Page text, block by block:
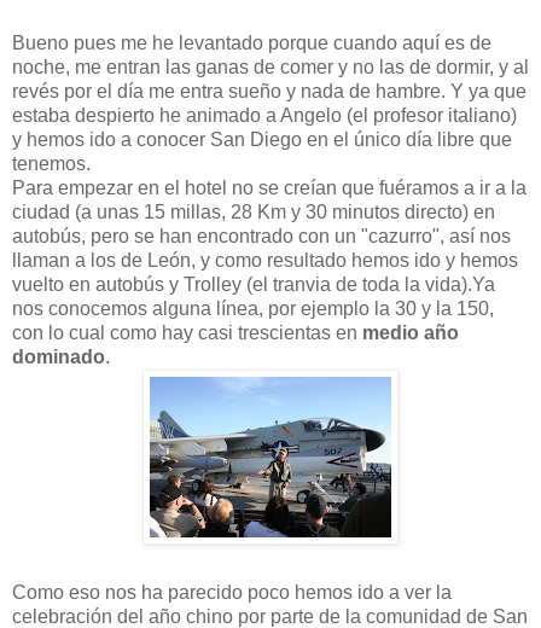
Bueno pues me he levantado porque cuando aquí es de
noche, me entran las ganas de comer y no las de dormir, y al
revés por el día me entra sueño y nada de hambre. Y ya que
estaba despierto he animado a Angelo (el profesor italiano)
y hemos ido a conocer San Diego en el único día libre que
tenemos.
Para empezar en el hotel no se creían que fuéramos a ir a la
ciudad (a unas 15 millas, 28 Km y 30 minutos directo) en
autobús, pero se han encontrado con un "cazurro", así nos
llaman a los de León, y como resultado hemos ido y hemos
vuelto en autobús y Trolley (el tranvia de toda la vida).Ya
nos conocemos alguna línea, por ejemplo la 30 y la 150,
con lo cual como hay casi trescientas en medio año
dominado.
Como eso nos ha parecido poco hemos ido a ver la
celebración del año chino por parte de la comunidad de San